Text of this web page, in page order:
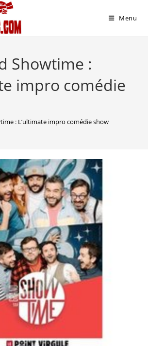
Menu
Showtime :
impro comédie
: L’ultimate impro comédie show